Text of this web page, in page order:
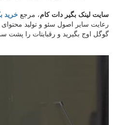
سایت لینک بگیر دات کام، مرجع خرید
رعایت سایر اصول سئو و تولید
گوگل اوج بگیرید و رقبایتات را پشت